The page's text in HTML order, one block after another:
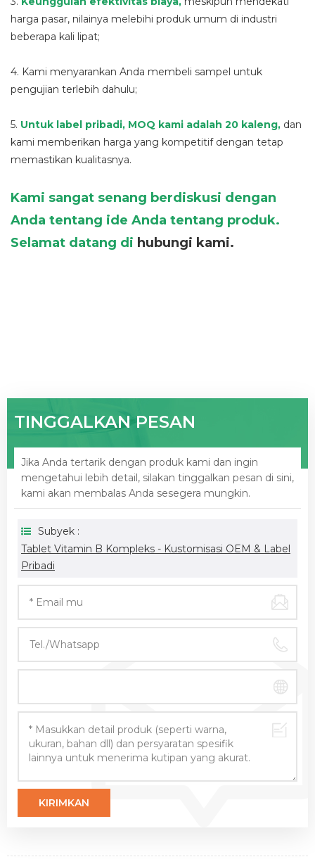
harga pasar, nilainya melebihi produk umum di industri
beberapa kali lipat;
4. Kami menyarankan Anda membeli sampel untuk
pengujian terlebih dahulu;
5. Untuk label pribadi, MOQ kami adalah 20 kaleng, dan
kami memberikan harga yang kompetitif dengan tetap
memastikan kualitasnya.
Kami sangat senang berdiskusi dengan
Anda tentang ide Anda tentang produk.
Selamat datang di hubungi kami.
TINGGALKAN PESAN
Jika Anda tertarik dengan produk kami dan ingin
mengetahui lebih detail, silakan tinggalkan pesan di sini,
kami akan membalas Anda sesegera mungkin.
Subyek :
Tablet Vitamin B Kompleks - Kustomisasi OEM & Label
Pribadi